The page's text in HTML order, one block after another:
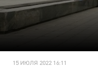
15 ИЮЛЯ 2022 16:11